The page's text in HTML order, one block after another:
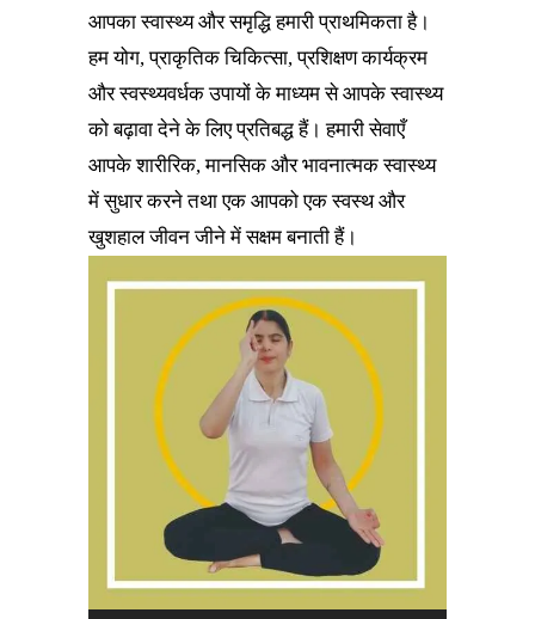
आपका स्वास्थ्य और समृद्धि हमारी प्राथमिकता है।
हम योग, प्राकृतिक चिकित्सा, प्रशिक्षण कार्यक्रम
और स्वस्थ्यवर्धक उपायों के माध्यम से आपके स्वास्थ्य
को बढ़ावा देने के लिए प्रतिबद्ध हैं। हमारी सेवाएँ
आपके शारीरिक, मानसिक और भावनात्मक स्वास्थ्य
में सुधार करने तथा एक आपको एक स्वस्थ और
खुशहाल जीवन जीने में सक्षम बनाती हैं।